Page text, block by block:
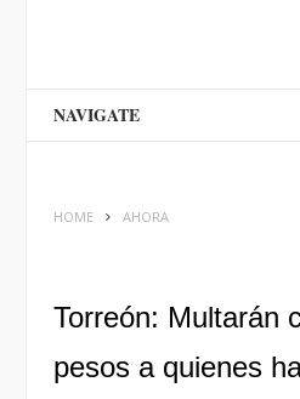
NAVIGATE
HOME AHORA
Torreón: Multarán
pesos a quienes